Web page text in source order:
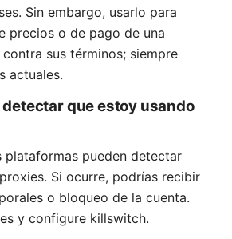
Sin embargo, usarlo para
precios o de pago de una
sus términos; siempre
actuales.
que estoy usando
plataformas pueden detectar
Si ocurre, podrías recibir
o bloqueo de la cuenta.
y configure killswitch.